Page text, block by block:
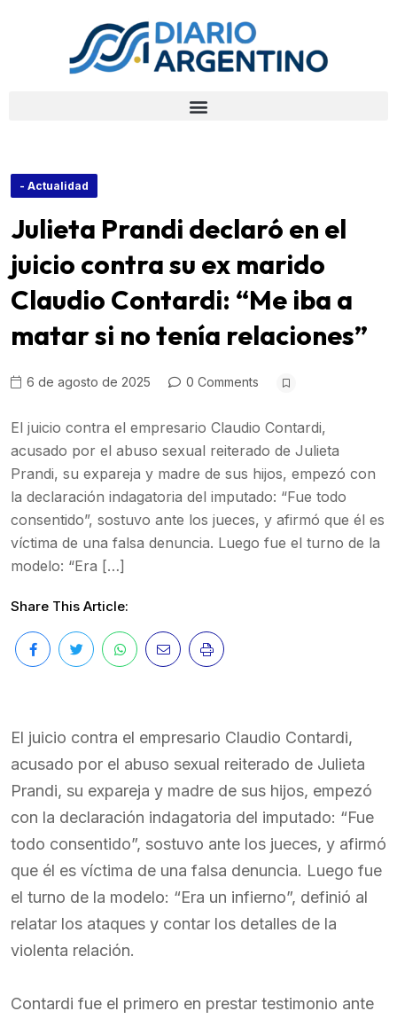
- Actualidad
Julieta Prandi declaró en el
juicio contra su ex marido
Claudio Contardi: “Me iba a
matar si no tenía relaciones”
6 de agosto de 2025 0 Comments
El juicio contra el empresario Claudio Contardi,
acusado por el abuso sexual reiterado de Julieta
Prandi, su expareja y madre de sus hijos, empezó con
la declaración indagatoria del imputado: “Fue todo
consentido”, sostuvo ante los jueces, y afirmó que él es
víctima de una falsa denuncia. Luego fue el turno de la
modelo: “Era […]
Share This Article:
El juicio contra el empresario Claudio Contardi,
acusado por el abuso sexual reiterado de Julieta
Prandi, su expareja y madre de sus hijos, empezó
con la declaración indagatoria del imputado: “Fue
todo consentido”, sostuvo ante los jueces, y afirmó
que él es víctima de una falsa denuncia. Luego fue
el turno de la modelo: “Era un infierno”, definió al
relatar los ataques y contar los detalles de la
violenta relación.
Contardi fue el primero en prestar testimonio ante